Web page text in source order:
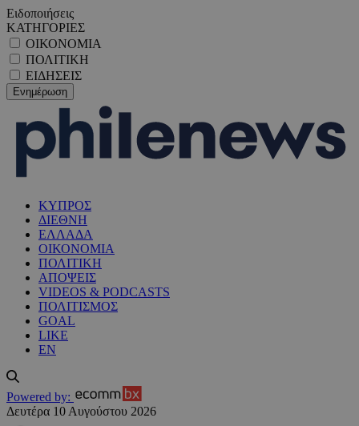
Ειδοποιήσεις
ΚΑΤΗΓΟΡΙΕΣ
ΟΙΚΟΝΟΜΙΑ
ΠΟΛΙΤΙΚΗ
ΕΙΔΗΣΕΙΣ
ΚΥΠΡΟΣ
ΔΙΕΘΝΗ
ΕΛΛΑΔΑ
ΟΙΚΟΝΟΜΙΑ
ΠΟΛΙΤΙΚΗ
ΑΠΟΨΕΙΣ
VIDEOS & PODCASTS
ΠΟΛΙΤΙΣΜΟΣ
GOAL
LIKE
EN
Powered by:
Δευτέρα 10 Αυγούστου 2026